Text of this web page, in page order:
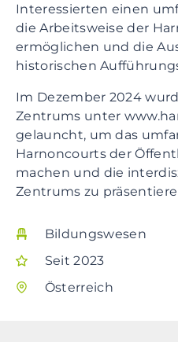
Interessierten einen
die Arbeitsweise der
ermöglichen und die
historischen
Im Dezember 2024
Zentrums unter
gelauncht, um das
Harnoncourts der
machen und die
Zentrums zu
Bildungswesen
Seit 2023
Österreich